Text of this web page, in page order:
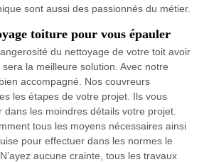
sont aussi des passionnés du métier.
toiture pour vous épauler
du nettoyage de votre toit avoir
la meilleure solution. Avec notre
accompagné. Nos couvreurs
les étapes de votre projet. Ils vous
les moindres détails votre projet.
tous les moyens nécessaires ainsi
pour effectuer dans les normes le
aucune crainte, tous les travaux